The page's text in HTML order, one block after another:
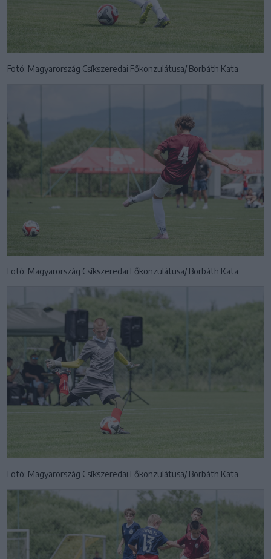
Fotó: Magyarország Csíkszeredai Főkonzulátusa/ Borbáth Kata
Fotó: Magyarország Csíkszeredai Főkonzulátusa/ Borbáth Kata
Fotó: Magyarország Csíkszeredai Főkonzulátusa/ Borbáth Kata